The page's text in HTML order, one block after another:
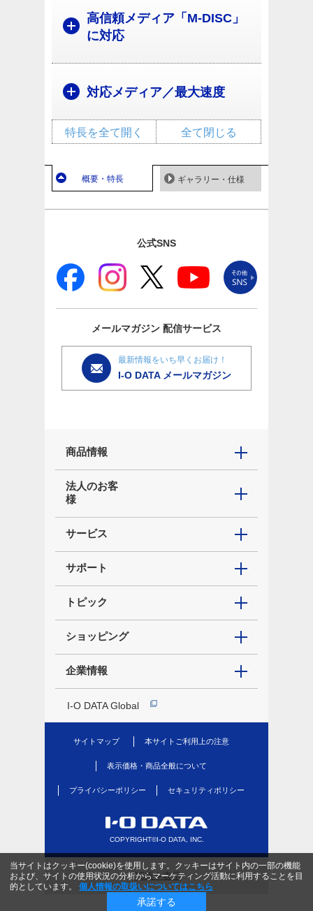
高信頼メディア「M-DISC」
に対応
対応メディア／最大速度
全て閉じる
特長を全て開く
概要・特長 ギャラリー・仕様
公式SNS
メールマガジン 配信サービス
最新情報をいち早くお届け！
I-O DATA メールマガジン
商品情報
法人のお客
様
サービス
サポート
トピック
ショッピング
企業情報
I-O DATA Global
サイトマップ 本サイトご利用上の注意
表示価格・商品全般について
プライバシーポリシー セキュリティポリシー
COPYRIGHT©I-O DATA, INC.
当サイトはクッキー(cookie)を使用します。クッキーはサイト内の一部の機能
および、サイトの使用状況の分析からマーケティング活動に利用することを目
的としています。
個人情報の取扱いについてはこちら
承諾する
PC版を表示